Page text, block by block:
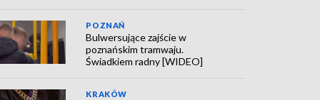
POZNAŃ
Bulwersujące zajście w
poznańskim tramwaju.
Świadkiem radny [WIDEO]
KRAKÓW